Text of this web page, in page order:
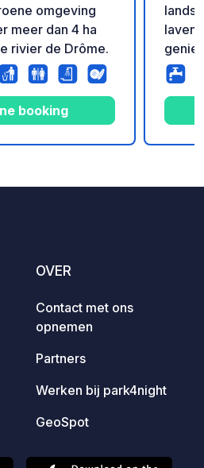
omgeving
meer dan 4 ha
rivier de Drôme.
booking
wilt
de
aan
OVER
Contact met ons
opnemen
Partners
Werken bij park4night
GeoSpot